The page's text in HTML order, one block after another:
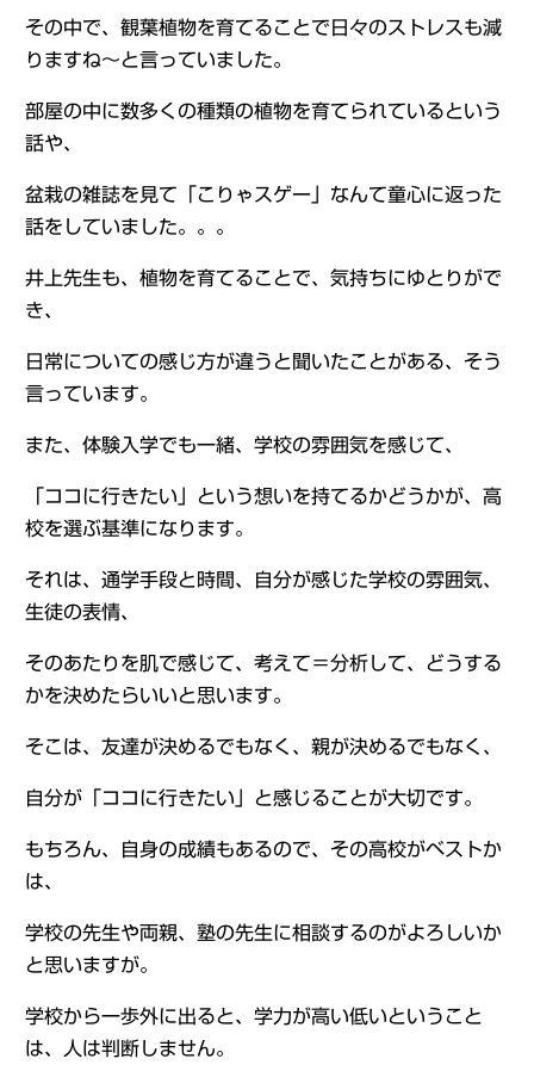
その中で、観葉植物を育てることで日々のストレスも減
りますね～と言っていました。
部屋の中に数多くの種類の植物を育てられているという
話や、
盆栽の雑誌を見て「こりゃスゲー」なんて童心に返った
話をしていました。。。
井上先生も、植物を育てることで、気持ちにゆとりがで
き、
日常についての感じ方が違うと聞いたことがある、そう
言っています。
また、体験入学でも一緒、学校の雰囲気を感じて、
「ココに行きたい」という想いを持てるかどうかが、高
校を選ぶ基準になります。
それは、通学手段と時間、自分が感じた学校の雰囲気、
生徒の表情、
そのあたりを肌で感じて、考えて＝分析して、どうする
かを決めたらいいと思います。
そこは、友達が決めるでもなく、親が決めるでもなく、
自分が「ココに行きたい」と感じることが大切です。
もちろん、自身の成績もあるので、その高校がベストか
は、
学校の先生や両親、塾の先生に相談するのがよろしいか
と思いますが。
学校から一歩外に出ると、学力が高い低いということ
は、人は判断しません。